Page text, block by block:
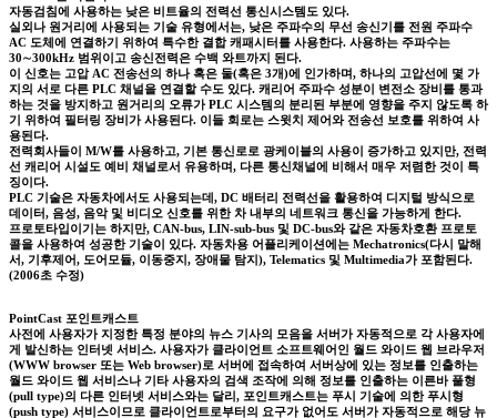
자동검침에 사용하는 낮은 비트율의 전력선 통신시스템도 있다.
실외나 원거리에 사용되는 기술 유형에서는, 낮은 주파수의 무선 송신기를 전원 주파수
AC 도체에 연결하기 위하여 특수한 결합 캐패시터를 사용한다. 사용하는 주파수는
30∼300kHz 범위이고 송신전력은 수백 와트까지 된다.
이 신호는 고압 AC 전송선의 하나 혹은 둘(혹은 3개)에 인가하며, 하나의 고압선에 몇 가
지의 서로 다른 PLC 채널을 연결할 수도 있다. 캐리어 주파수 성분이 변전소 장비를 통과
하는 것을 방지하고 원거리의 오류가 PLC 시스템의 분리된 부분에 영향을 주지 않도록 하
기 위하여 필터링 장비가 사용된다. 이들 회로는 스윗치 제어와 전송선 보호를 위하여 사
용된다.
전력회사들이 M/W를 사용하고, 기본 통신로로 광케이블의 사용이 증가하고 있지만, 전력
선 캐리어 시설도 예비 채널로서 유용하며, 다른 통신채널에 비해서 매우 저렴한 것이 특
징이다.
PLC 기술은 자동차에서도 사용되는데, DC 배터리 전력선을 활용하여 디지털 방식으로
데이터, 음성, 음악 및 비디오 신호를 위한 차 내부의 네트워크 통신을 가능하게 한다.
프로토타입이기는 하지만, CAN-bus, LIN-sub-bus 및 DC-bus와 같은 자동차호환 프로토
콜을 사용하여 성공한 기술이 있다. 자동차용 어플리케이션에는 Mechatronics(다시 말해
서, 기후제어, 도어모듈, 이동중지, 장애물 탐지), Telematics 및 Multimedia가 포함된다.
(2006초 수정)
PointCast 포인트캐스트
사전에 사용자가 지정한 특정 분야의 뉴스 기사의 모음을 서버가 자동적으로 각 사용자에
게 발신하는 인터넷 서비스. 사용자가 클라이언트 소프트웨어인 월드 와이드 웹 브라우저
(WWW browser 또는 Web browser)로 서버에 접속하여 서버상에 있는 정보를 인출하는
월드 와이드 웹 서비스나 기타 사용자의 검색 조작에 의해 정보를 인출하는 이른바 풀형
(pull type)의 다른 인터넷 서비스와는 달리, 포인트캐스트는 푸시 기술에 의한 푸시형
(push type) 서비스이므로 클라이언트로부터의 요구가 없어도 서버가 자동적으로 해당 뉴